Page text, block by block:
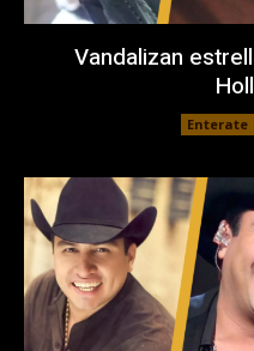
Vandalizan
Enterate